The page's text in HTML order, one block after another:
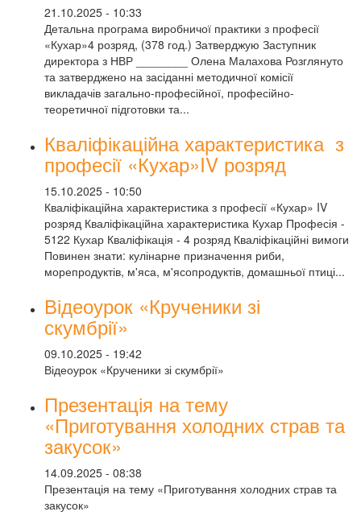
21.10.2025 - 10:33
Детальна програма виробничої практики з професії
«Кухар»4 розряд, (378 год.) Затверджую Заступник
директора з НВР ________ Олена Малахова Розглянуто
та затверджено на засіданні методичної комісії
викладачів загально-професійної, професійно-
теоретичної підготовки та...
Кваліфікаційна характеристика з
професії «Кухар»IV розряд
15.10.2025 - 10:50
Кваліфікаційна характеристика з професії «Кухар» IV
розряд Кваліфікаційна характеристика Кухар Професія -
5122 Кухар Кваліфікація - 4 розряд Кваліфікаційні вимоги
Повинен знати: кулінарне призначення риби,
морепродуктів, м'яса, м'ясопродуктів, домашньої птиці...
Відеоурок «Крученики зі
скумбрії»
09.10.2025 - 19:42
Відеоурок «Крученики зі скумбрії»
Презентація на тему
«Приготування холодних страв та
закусок»
14.09.2025 - 08:38
Презентація на тему «Приготування холодних страв та
закусок»